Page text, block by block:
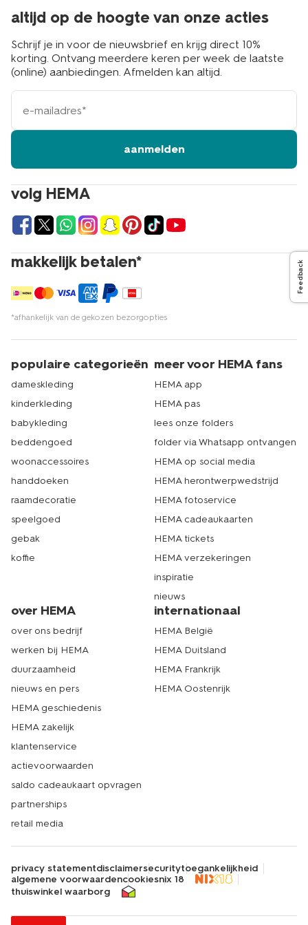
volg HEMA
makkelijk betalen*
*afhankelijk van de gekozen bezorgopties
altijd op de hoogte van onze acties
Schrijf je in voor de nieuwsbrief en krijg direct 10%
korting. Ontvang meerdere keren per week de laatste
(online) aanbiedingen. Afmelden kan altijd.
e-
mailadres
aanmelden
populaire categorieën
dameskleding
kinderkleding
babykleding
beddengoed
woonaccessoires
handdoeken
raamdecoratie
speelgoed
gebak
koffie
meer voor HEMA fans
HEMA app
HEMA pas
lees onze folders
folder via Whatsapp ontvangen
HEMA op social media
HEMA herontwerpwedstrijd
HEMA fotoservice
HEMA cadeaukaarten
HEMA tickets
HEMA verzekeringen
inspiratie
nieuws
over HEMA
over ons bedrijf
werken bij HEMA
duurzaamheid
nieuws en pers
HEMA geschiedenis
HEMA zakelijk
klantenservice
actievoorwaarden
saldo cadeaukaart opvragen
partnerships
retail media
internationaal
HEMA België
HEMA Duitsland
HEMA Frankrijk
HEMA Oostenrijk
privacy statementdisclaimersecuritytoegankelijkheid
algemene voorwaardencookiesnix 18
thuiswinkel waarborg
Feedback